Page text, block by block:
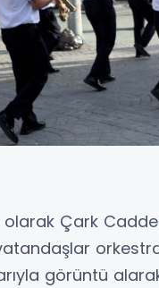
olarak Çark
görüntü